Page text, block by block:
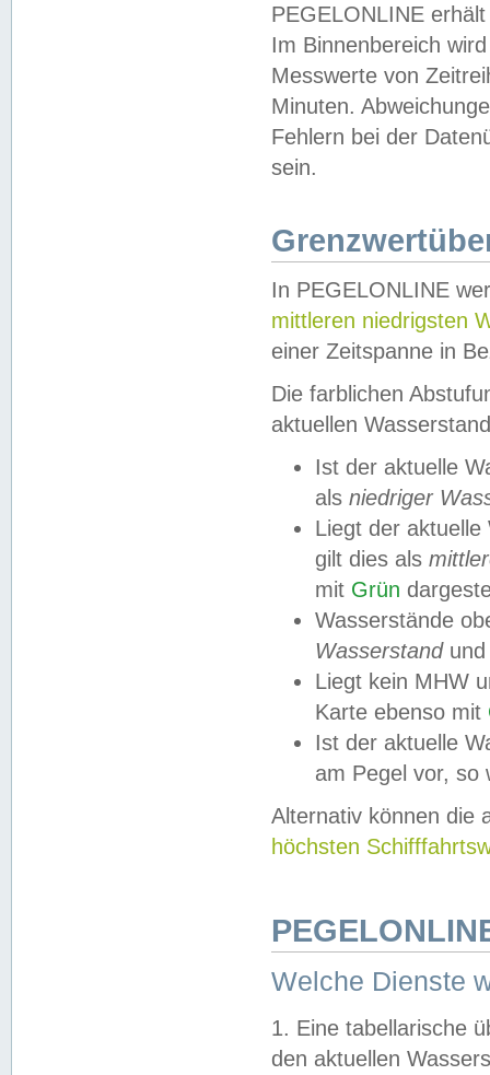
PEGELONLINE
Im Binnenbereich
Messwerte von
Minuten.
Fehlern bei der
sein.
In PEGELONLINE
mittleren niedrigsten
einer Zeitspanne in
Die farblichen
aktuellen
Ist der aktuelle
als niedriger
Liegt der
gilt dies als
mit Grün
Wasserstände
Wasserstandund
Liegt kein MHW
Karte ebenso mit
Ist der aktuelle
am Pegel vor,
Alternativ können die
höchsten
Welche Dienste
1. Eine tabellarische
den aktuellen